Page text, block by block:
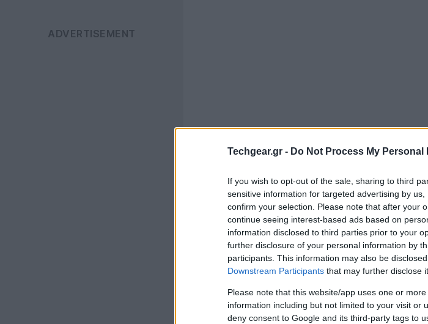
Techgear.gr - Do Not Process My Personal
If you wish to opt-out of the sale, sharing to third
sensitive information for targeted advertising by
confirm your selection. Please note that after your
continue seeing interest-based ads based on
information disclosed to third parties prior to your
further disclosure of your personal information by
participants. This information may also be
Downstream Participants that may further disclose
Please note that this website/app uses one or
information including but not limited to your visit or
deny consent to Google and its third-party tags to